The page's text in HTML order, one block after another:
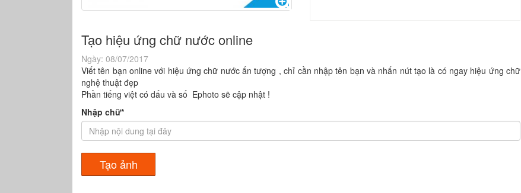
Tạo hiệu ứng chữ nước online
Ngày: 08/07/2017
Viết tên bạn online với hiệu ứng chữ nước ấn tượng , chỉ cần nhập tên bạn và nhấn nút tạo là có ngay hiệu ứng chữ
nghệ thuật đẹp
Phần tiếng việt có dấu và số Ephoto sẽ cập nhật !
Nhập chữ*